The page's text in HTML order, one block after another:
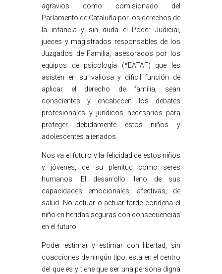
agravios como comisionado del
Parlamento de Cataluña por los derechos de
la infancia y sin duda el Poder Judicial,
jueces y magistrados responsables de los
Juzgados de Familia, asesorados por los
equipos de psicología (*EATAF) que les
asisten en su valiosa y difícil función de
aplicar el derecho de familia, sean
conscientes y encabecen los debates
profesionales y jurídicos necesarios para
proteger debidamente estos niños y
adolescentes alienados.
Nos va el futuro y la felicidad de estos niños
y jóvenes, de su plenitud como seres
humanos. El desarrollo lleno de sus
capacidades emocionales, afectivas, de
salud. No actuar o actuar tarde condena el
niño en heridas seguras con consecuencias
en el futuro.
Poder estimar y estimar con libertad, sin
coacciones de ningún tipo, está en el centro
del que es y tiene que ser una persona digna